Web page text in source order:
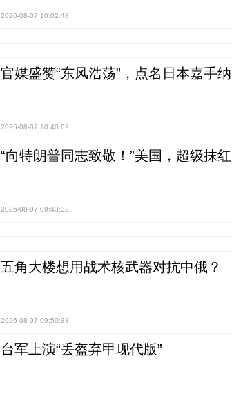
2026-08-07 10:02:48
官媒盛赞“东风浩荡”，点名日本嘉手
2026-08-07 10:40:02
“向特朗普同志致敬！”美国，超级抹
2026-08-07 09:43:32
五角大楼想用战术核武器对抗中俄？
2026-08-07 09:50:33
台军上演“丢盔弃甲现代版”